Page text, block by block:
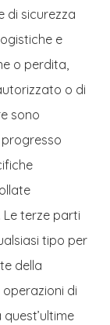
di sicurezza
e
o perdita,
o di
sono
terze parti
tipo per
della
di